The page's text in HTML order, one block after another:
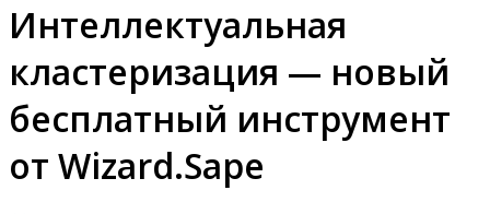
Интеллектуальная
кластеризация — новый
бесплатный инструмент
от Wizard.Sape